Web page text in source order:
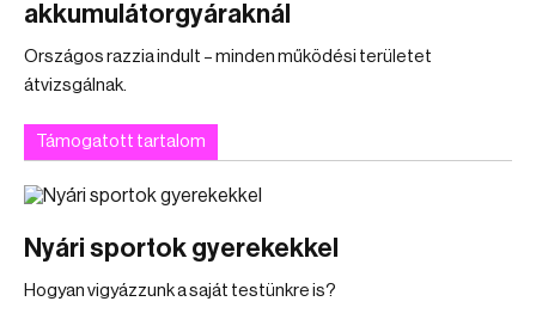
akkumulátorgyáraknál
Országos razzia indult – minden működési területet
átvizsgálnak.
Támogatott tartalom
Nyári sportok gyerekekkel
Hogyan vigyázzunk a saját testünkre is?